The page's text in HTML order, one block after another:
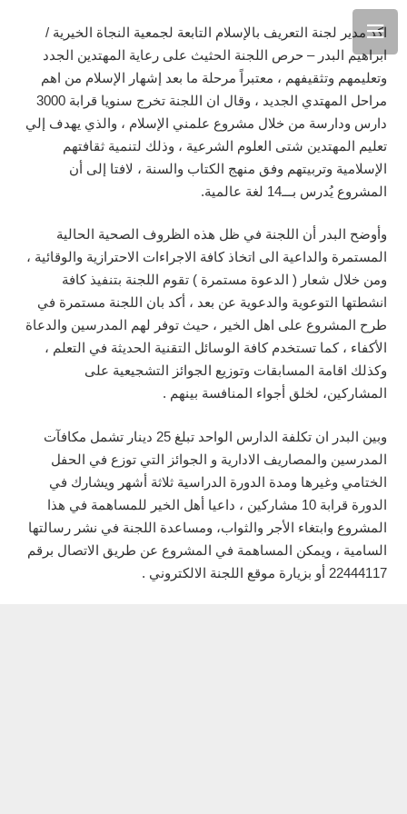
اكد مدير لجنة التعريف بالإسلام التابعة لجمعية النجاة الخيرية /
ابراهيم البدر – حرص اللجنة الحثيث على رعاية المهتدين الجدد
وتعليمهم وتثقيفهم ، معتبراً مرحلة ما بعد إشهار الإسلام من اهم
مراحل المهتدي الجديد ، وقال ان اللجنة تخرج سنويا قرابة 3000
دارس ودارسة من خلال مشروع علمني الإسلام ، والذي يهدف إلي
تعليم المهتدين شتى العلوم الشرعية ، وذلك لتنمية ثقافتهم
الإسلامية وتربيتهم وفق منهج الكتاب والسنة ، لافتا إلى أن
المشروع يُدرس بـــ14 لغة عالمية.
وأوضح البدر أن اللجنة في ظل هذه الظروف الصحية الحالية
المستمرة والداعية الى اتخاذ كافة الاجراءات الاحترازية والوقائية ،
ومن خلال شعار ( الدعوة مستمرة ) تقوم اللجنة بتنفيذ كافة
انشطتها التوعوية والدعوية عن بعد ، أكد بان اللجنة مستمرة في
طرح المشروع على اهل الخير ، حيث توفر لهم المدرسين والدعاة
الأكفاء ، كما تستخدم كافة الوسائل التقنية الحديثة في التعلم ،
وكذلك اقامة المسابقات وتوزيع الجوائز التشجيعية على
المشاركين، لخلق أجواء المنافسة بينهم .
وبين البدر ان تكلفة الدارس الواحد تبلغ 25 دينار تشمل مكافآت
المدرسين والمصاريف الادارية و الجوائز التي توزع في الحفل
الختامي وغيرها ومدة الدورة الدراسية ثلاثة أشهر ويشارك في
الدورة قرابة 10 مشاركين ، داعيا أهل الخير للمساهمة في هذا
المشروع وابتغاء الأجر والثواب، ومساعدة اللجنة في نشر رسالتها
السامية ، ويمكن المساهمة في المشروع عن طريق الاتصال برقم
22444117 أو بزيارة موقع اللجنة الالكتروني .